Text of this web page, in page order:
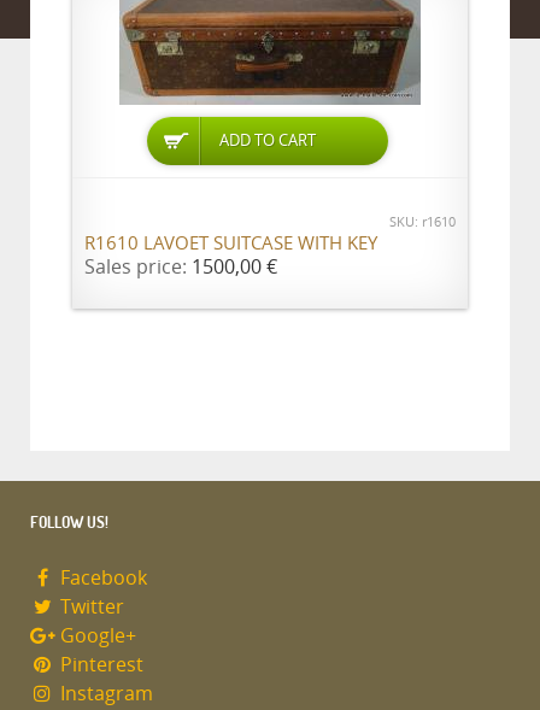
ADD TO CART
SKU: r1610
R1610 LAVOET SUITCASE WITH KEY
Sales price: 1500,00 €
FOLLOW US!
Facebook
Twitter
Google+
Pinterest
Instagram